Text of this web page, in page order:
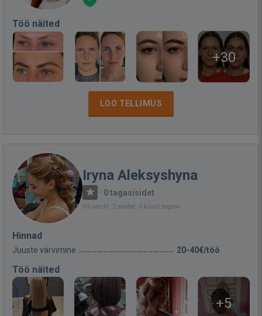
Töö näited
+30
LOO TELLIMUS
Iryna Aleksyshyna
· 0 tagasisidet
Oli saidil: 2 aastat, 0 kuud tagasi
Hinnad
Juuste värvimine 20-40€/töö
Töö näited
+5